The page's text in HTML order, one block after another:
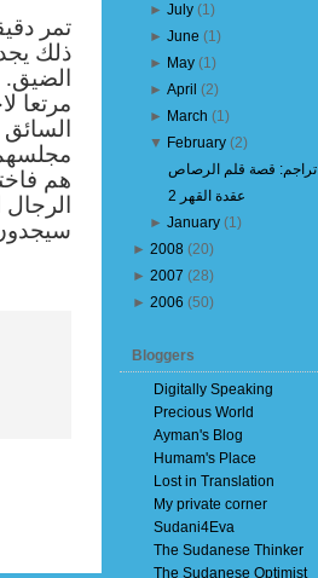
تمر
ذلك
مرتعا
هم
الرجال
►July (1)
►June (1)
► May (1)
►April (2)
► March (1)
▼ February (2)
تراجم: قصة قلم الرصاص
عقدة القهر 2
►January (1)
► 2008 (20)
► 2007 (28)
► 2006 (50)
Bloggers
Digitally Speaking
Precious World
Ayman's Blog
Humam's Place
Lost in Translation
My private corner
Sudani4Eva
The Sudanese Thinker
The Sudanese Optimist